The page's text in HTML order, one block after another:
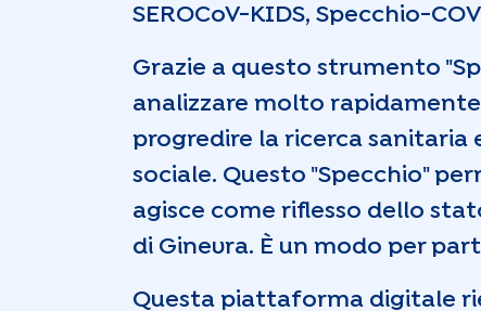
SEROCoV-KIDS, Specchio-
Grazie a questo strumento
analizzare molto
progredire la ricerca sanitaria
sociale. Questo "Specchio"
agisce come riflesso dello
di Ginevra. È un modo per
Questa piattaforma digitale